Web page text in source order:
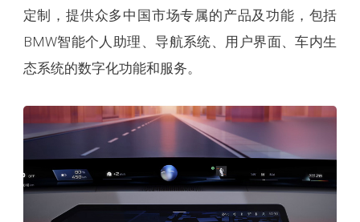
定制，提供众多中国市场专属的产品及功能，包括
BMW智能个人助理、导航系统、用户界面、车内生
态系统的数字化功能和服务。